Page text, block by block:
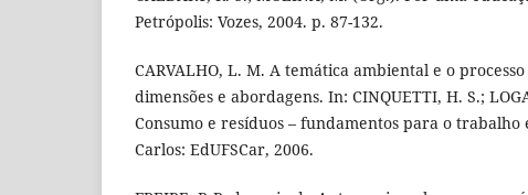
Petrópolis: Vozes, 2004. p. 87-132.
CARVALHO, L. M. A temática ambiental e o
dimensões e abordagens. In: CINQUETTI, H. S.;
Consumo e resíduos – fundamentos para o trabalho
Carlos: EdUFSCar, 2006.